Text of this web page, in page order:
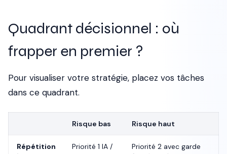
Quadrant décisionnel : où
frapper en premier ?
Pour visualiser votre stratégie, placez vos tâches
dans ce quadrant.
Risque bas Risque haut
Répétition
Priorité 1 IA /
Priorité 2 avec garde